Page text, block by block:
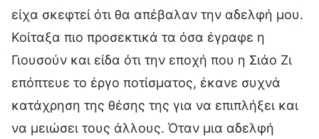
είχα σκεφτεί ότι θα απέβαλαν την αδελφή μου.
Κοίταξα πιο προσεκτικά τα όσα έγραφε η
Γιουσούν και είδα ότι την εποχή που η Σιάο Ζι
επόπτευε το έργο ποτίσματος, έκανε συχνά
κατάχρηση της θέσης της για να επιπλήξει και
να μειώσει τους άλλους. Όταν μια αδελφή